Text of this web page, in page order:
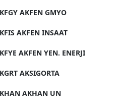
AKFEN GMYO
AKFEN INSAAT
AKFEN YEN. ENERJI
AKSIGORTA
AKHAN UN